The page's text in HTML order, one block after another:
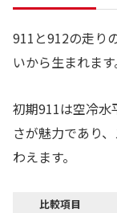
911と912の走り
いから生まれます
初期911は空冷水
さが魅力であり
わえます。
比較項目